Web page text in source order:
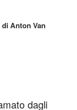
Anton Van
dagli